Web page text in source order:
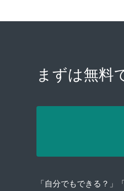
まずは無料
「自分でもできる？」